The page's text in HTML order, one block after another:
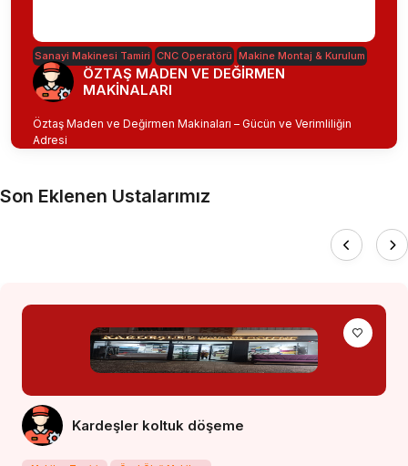
Sanayi Makinesi Tamiri CNC Operatörü Makine Montaj & Kurulum
ÖZTAŞ MADEN VE DEĞİRMEN
MAKİNALARI
Öztaş Maden ve Değirmen Makinaları – Gücün ve Verimliliğin
Adresi
Son Eklenen Ustalarımız
Kardeşler koltuk döşeme